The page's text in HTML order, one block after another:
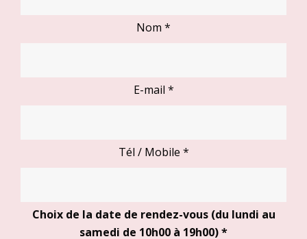
Nom *
E-mail *
Tél / Mobile *
Choix de la date de rendez-vous (du lundi au
samedi de 10h00 à 19h00)*